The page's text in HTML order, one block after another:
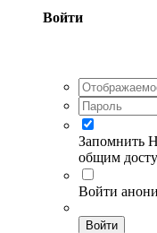
Войти
Запомнить
общим
Войти
Войти